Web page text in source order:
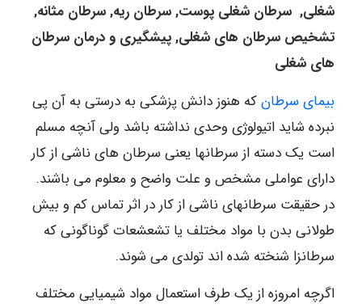
شغلی, سرطان شغلی پوست, سرطان ریه, سرطان مثانه,
تشخیص سرطان های شغلی, پیشگیری و درمان سرطان
های شغلی
بیمای سرطانکه هنوز دانش پزشکی به درستی به آن پی
نبرده شاید اتیولوژی وحدی نداشته باشد ولی آنچه مسلم
است یک دسته از سرطانها یعنی سرطان های ناشی از کار
دارای عواملی مشخص و علت واضح و معلوم می باشند.
در حقیقت سرطانهای ناشی از کار در اثر تماس کم و بیش
طولانی بدن با مواد مختلف یا تشعشعات گوناگونی که
سرطانزا شنخته شده اند تولدی می شوند.
اگرچه امروزه از یک طرف استعمال مواد شیمیایی مختلف